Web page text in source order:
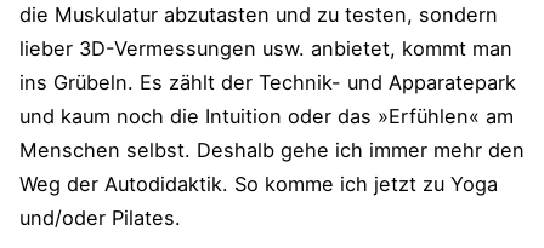
die Muskulatur abzutasten und zu testen, sondern
lieber 3D-Vermessungen usw. anbietet, kommt man
ins Grübeln. Es zählt der Technik- und Apparatepark
und kaum noch die Intuition oder das »Erfühlen« am
Menschen selbst. Deshalb gehe ich immer mehr den
Weg der Autodidaktik. So komme ich jetzt zu Yoga
und/oder Pilates.